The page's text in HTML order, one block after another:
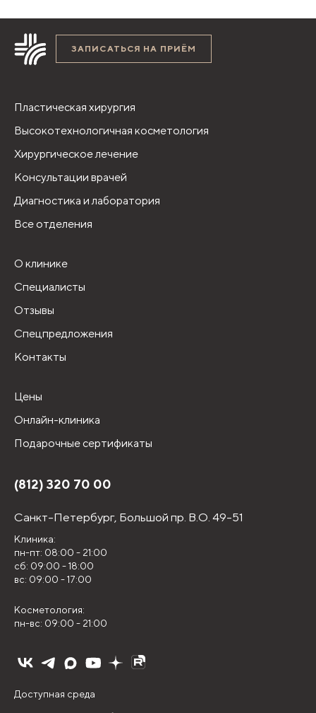
ЗАПИСАТЬСЯ НА ПРИЁМ
Пластическая хирургия
Высокотехнологичная косметология
Хирургическое лечение
Консультации врачей
Диагностика и лаборатория
Все отделения
О клинике
Специалисты
Отзывы
Спецпредложения
Контакты
Цены
Онлайн-клиника
Подарочные сертификаты
(812) 320 70 00
Санкт-Петербург, Большой пр. В.О. 49-51
Клиника:
пн-пт: 08:00 - 21:00
сб: 09:00 - 18:00
вс: 09:00 - 17:00
Косметология:
пн-вс: 09:00 - 21:00
Доступная среда